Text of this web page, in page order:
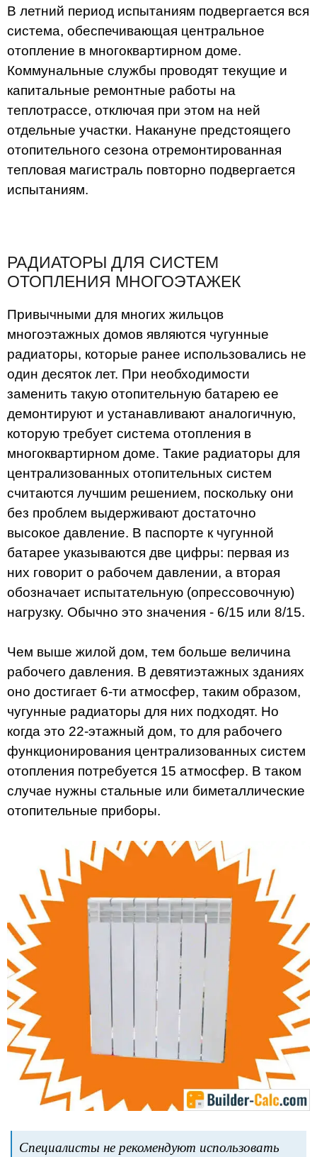
В летний период испытаниям подвергается вся
система, обеспечивающая центральное
отопление в многоквартирном доме.
Коммунальные службы проводят текущие и
капитальные ремонтные работы на
теплотрассе, отключая при этом на ней
отдельные участки. Накануне предстоящего
отопительного сезона отремонтированная
тепловая магистраль повторно подвергается
испытаниям.
РАДИАТОРЫ ДЛЯ СИСТЕМ
ОТОПЛЕНИЯ МНОГОЭТАЖЕК
Привычными для многих жильцов
многоэтажных домов являются чугунные
радиаторы, которые ранее использовались не
один десяток лет. При необходимости
заменить такую отопительную батарею ее
демонтируют и устанавливают аналогичную,
которую требует система отопления в
многоквартирном доме. Такие радиаторы для
централизованных отопительных систем
считаются лучшим решением, поскольку они
без проблем выдерживают достаточно
высокое давление. В паспорте к чугунной
батарее указываются две цифры: первая из
них говорит о рабочем давлении, а вторая
обозначает испытательную (опрессовочную)
нагрузку. Обычно это значения - 6/15 или 8/15.
Чем выше жилой дом, тем больше величина
рабочего давления. В девятиэтажных зданиях
оно достигает 6-ти атмосфер, таким образом,
чугунные радиаторы для них подходят. Но
когда это 22-этажный дом, то для рабочего
функционирования централизованных систем
отопления потребуется 15 атмосфер. В таком
случае нужны стальные или биметаллические
отопительные приборы.
Специалисты не рекомендуют использовать